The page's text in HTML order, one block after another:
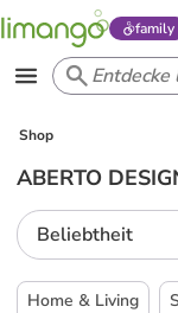
family
Shop
ABERTO
Beliebtheit
Home & Living